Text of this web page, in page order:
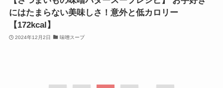
にはたまらない美味しさ！意外と低カロリー
【172kcal】
2024年12月2日 味噌スープ